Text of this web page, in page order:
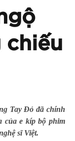
chiếu
Tay Đỏ đã chính
của e kíp bộ phim
sĩ Việt.